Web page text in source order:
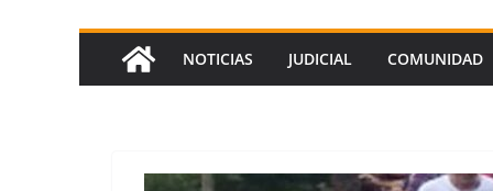
NOTICIAS JUDICIAL COMUNIDAD